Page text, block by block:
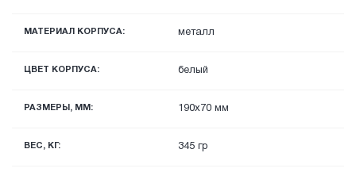
МАТЕРИАЛ КОРПУСА: металл
ЦВЕТ КОРПУСА: белый
РАЗМЕРЫ, ММ: 190x70 мм
ВЕС, КГ: 345 гр